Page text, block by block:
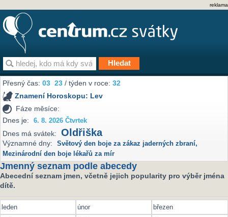
reklama
Přesný čas:03 23 / týden v roce:32
Znamení Horoskopu: Lev
Fáze měsíce:
Dnes je:
6. 8. 2026 Čtvrtek
Dnes má svátek: Oldřiška
Významné dny: Světový den boje za zákaz jaderných zbraní,
Mezinárodní den boje lékařů za mír
Jmenný seznam podle abecedy
Abecední seznam jmen, včetně jejich popularity pro výběr jména
dítě.
leden únor
březen